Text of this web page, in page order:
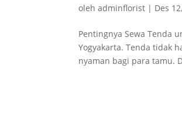
olehadminflorist | Des
Pentingnya Sewa Tenda
Yogyakarta. Tenda tidak
nyaman bagi para tamu.